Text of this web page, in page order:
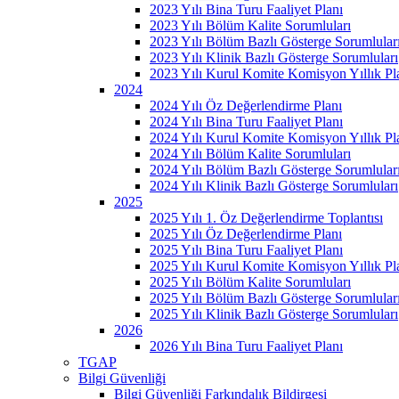
2023 Yılı Bina Turu Faaliyet Planı
2023 Yılı Bölüm Kalite Sorumluları
2023 Yılı Bölüm Bazlı Gösterge Sorumluları
2023 Yılı Klinik Bazlı Gösterge Sorumluları
2023 Yılı Kurul Komite Komisyon Yıllık
2024
2024 Yılı Öz Değerlendirme Planı
2024 Yılı Bina Turu Faaliyet Planı
2024 Yılı Kurul Komite Komisyon Yıllık
2024 Yılı Bölüm Kalite Sorumluları
2024 Yılı Bölüm Bazlı Gösterge Sorumluları
2024 Yılı Klinik Bazlı Gösterge Sorumluları
2025
2025 Yılı 1. Öz Değerlendirme Toplantısı
2025 Yılı Öz Değerlendirme Planı
2025 Yılı Bina Turu Faaliyet Planı
2025 Yılı Kurul Komite Komisyon Yıllık
2025 Yılı Bölüm Kalite Sorumluları
2025 Yılı Bölüm Bazlı Gösterge Sorumluları
2025 Yılı Klinik Bazlı Gösterge Sorumluları
2026
2026 Yılı Bina Turu Faaliyet Planı
TGAP
Bilgi Güvenliği
Bilgi Güvenliği Farkındalık Bildirgesi